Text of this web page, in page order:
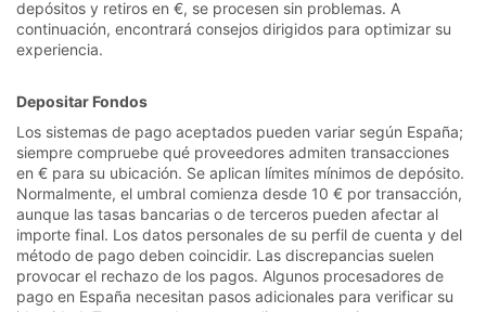
depósitos y retiros en €, se procesen sin problemas. A
continuación, encontrará consejos dirigidos para optimizar su
experiencia.
Depositar Fondos
Los sistemas de pago aceptados pueden variar según España;
siempre compruebe qué proveedores admiten transacciones
en € para su ubicación. Se aplican límites mínimos de depósito.
Normalmente, el umbral comienza desde 10 € por transacción,
aunque las tasas bancarias o de terceros pueden afectar al
importe final. Los datos personales de su perfil de cuenta y del
método de pago deben coincidir. Las discrepancias suelen
provocar el rechazo de los pagos. Algunos procesadores de
pago en España necesitan pasos adicionales para verificar su